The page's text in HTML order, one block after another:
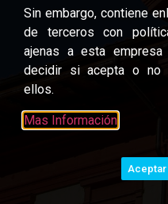
Sin embargo, contiene
de terceros con
ajenas a esta
decidir si acepta o no
ellos.
Mas Información
Aceptar